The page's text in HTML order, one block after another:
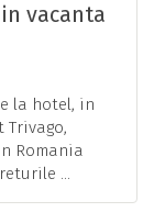
vacanta
la hotel, in
Romania
...